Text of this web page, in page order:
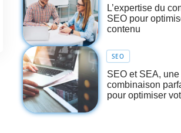
L’expertise du
SEO pour
contenu
SEO
SEO et SEA, une
combinaison
pour optimiser